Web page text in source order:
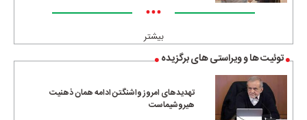
•••
بیشتر
توئیت ها و ویراستی های برگزیده
تهدیدهای امروز واشنگتن ادامه همان ذهنیت
هیروشیماست